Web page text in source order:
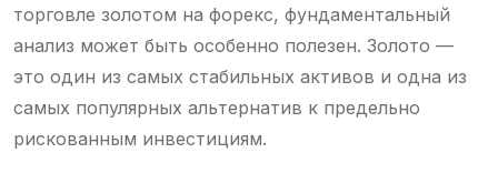
торговле золотом на форекс, фундаментальный
анализ может быть особенно полезен. Золото —
это один из самых стабильных активов и одна из
самых популярных альтернатив к предельно
рискованным инвестициям.